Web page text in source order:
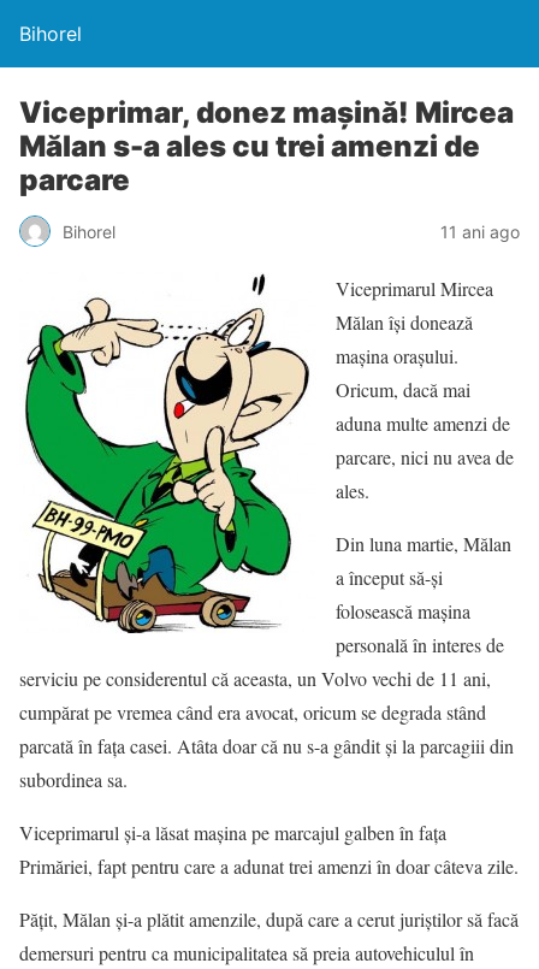
Bihorel
Viceprimar, donez maşină! Mircea
Mălan s-a ales cu trei amenzi de
parcare
Bihorel 11 ani ago
Viceprimarul Mircea
Mălan îşi donează
maşina oraşului.
Oricum, dacă mai
aduna multe amenzi de
parcare, nici nu avea de
ales.
Din luna martie, Mălan
a început să-şi
folosească maşina
personală în interes de
serviciu pe considerentul că aceasta, un Volvo vechi de 11 ani,
cumpărat pe vremea când era avocat, oricum se degrada stând
parcată în faţa casei. Atâta doar că nu s-a gândit şi la parcagiii din
subordinea sa.
Viceprimarul şi-a lăsat maşina pe marcajul galben în faţa
Primăriei, fapt pentru care a adunat trei amenzi în doar câteva zile.
Păţit, Mălan şi-a plătit amenzile, după care a cerut juriştilor să facă
demersuri pentru ca municipalitatea să preia autovehiculul în